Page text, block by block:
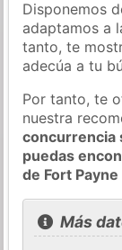
Disponemos
adaptamos a
tanto, te
adecúa a tu
Por tanto, te
nuestra
concurrencia
puedas
de Fort
Más